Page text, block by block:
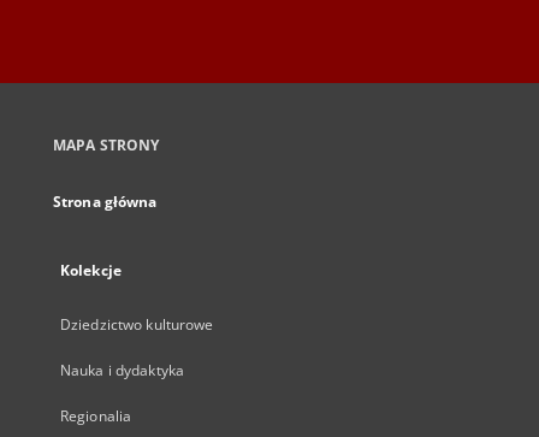
MAPA STRONY
Strona główna
Kolekcje
Dziedzictwo kulturowe
Nauka i dydaktyka
Regionalia